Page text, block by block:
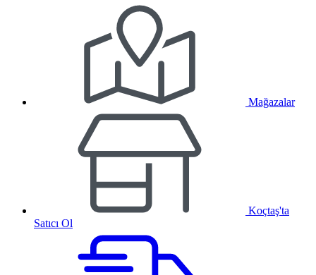
Mağazalar
Koçtaş'ta
Satıcı Ol